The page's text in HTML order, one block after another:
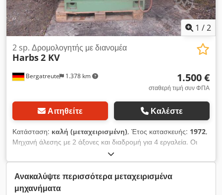
1 /2
Bergatreute 1.378 km
2 sp. Δρομολογητής με διανομέα
Harbs2 KV
1.500 €
σταθερή τιμή συν ΦΠΑ
Αιτηθείτε Καλέστε
Κατάσταση: καλή (μεταχειρισμένη), Έτος κατασκευής: 1972,
Μηχανή άλεσης με 2 άξονες και διαδρομή για 4 εργαλεία. Οι
άξονες μπορούν να κινηθούν υδραυλικά προς τα εμπρός και
προς τα πίσω και πάνω και κάτω. Διάμετρος 40 er και μήκος
σύσφιξης 200 mm. Επιπλέον τοποθετείται ένα πριόνι
αυλάκωσης από ψηλά. Djdpfxjgmnzls Amrskr
Ανακαλύψτε περισσότερα μεταχειρισμένα
μηχανήματα